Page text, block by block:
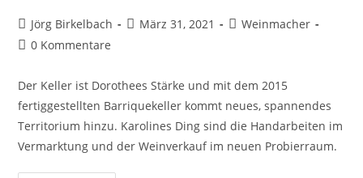
Jörg Birkelbach März 31, 2021
Weinmacher
0 Kommentare
Der Keller ist Dorothees Stärke und mit dem 2015
fertiggestellten Barriquekeller kommt neues, spannendes
Territorium hinzu. Karolines Ding sind die Handarbeiten im
Vermarktung und der Weinverkauf im neuen Probierraum.